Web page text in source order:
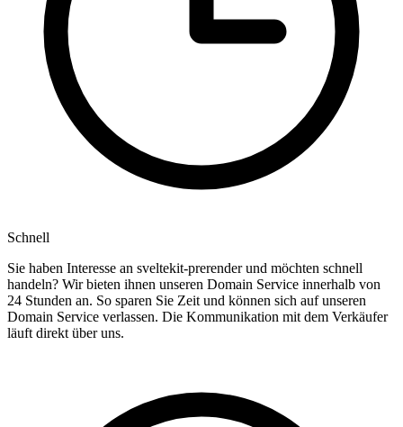
Schnell
Sie haben Interesse an sveltekit-prerender und möchten schnell
handeln? Wir bieten ihnen unseren Domain Service innerhalb von
24 Stunden an. So sparen Sie Zeit und können sich auf unseren
Domain Service verlassen. Die Kommunikation mit dem Verkäufer
läuft direkt über uns.